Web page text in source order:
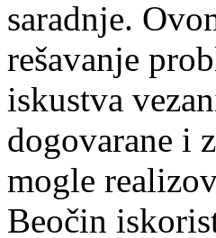
saradnje.
rešavanje
iskustva
dogovarane i
mogle
Beočin